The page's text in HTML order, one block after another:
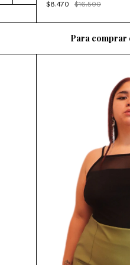
$8.470 $16.500
Para comprar